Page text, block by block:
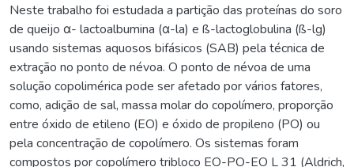
Neste trabalho foi estudada a partição das proteínas do soro
de queijo α- lactoalbumina (α-la) e ß-lactoglobulina (ß-lg)
usando sistemas aquosos bifásicos (SAB) pela técnica de
extração no ponto de névoa. O ponto de névoa de uma
solução copolimérica pode ser afetado por vários fatores,
como, adição de sal, massa molar do copolímero, proporção
entre óxido de etileno (EO) e óxido de propileno (PO) ou
pela concentração de copolímero. Os sistemas foram
compostos por copolímero tribloco EO-PO-EO L 31 (Aldrich,